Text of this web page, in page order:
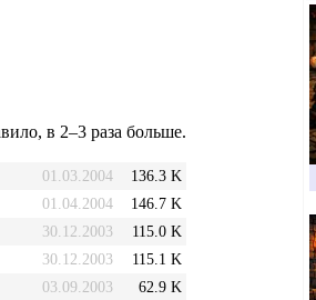
в 2–3 раза больше.
01.03.2004
136.3 K
01.04.2004
146.7 K
30.12.2003
115.0 K
30.12.2003
115.1 K
03.09.2003
62.9 K